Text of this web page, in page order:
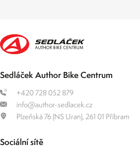
Sedláček Author Bike Centrum
+420 728 052 879
info@author-sedlacek.cz
Plzeňská 76 (NS Uran), 261 01 Příbram
Sociální sítě